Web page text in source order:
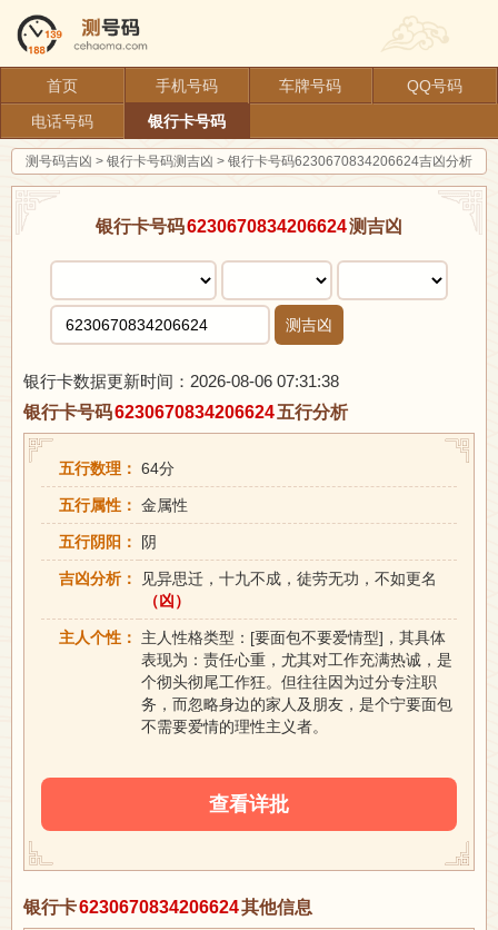
首页 手机号码 车牌号码
QQ号码
电话号码
银行卡号码
测号码吉凶 > 银行卡号码测吉凶 > 银行卡号码6230670834206624吉凶分析
银行卡号码6230670834206624测吉凶
测吉凶
银行卡数据更新时间：2026-08-06 07:31:38
银行卡号码6230670834206624五行分析
五行数理： 64分
五行属性： 金属性
五行阴阳： 阴
吉凶分析：
见异思迁，十九不成，徒劳无功，不如更名
（凶）
主人个性：
主人性格类型：[要面包不要爱情型]，其具体
表现为：责任心重，尤其对工作充满热诚，是
个彻头彻尾工作狂。但往往因为过分专注职
务，而忽略身边的家人及朋友，是个宁要面包
不需要爱情的理性主义者。
查看详批
银行卡6230670834206624其他信息